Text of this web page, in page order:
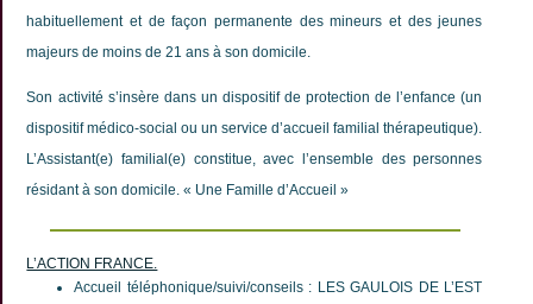
habituellement et de façon permanente des mineurs et des jeunes
majeurs de moins de 21 ans à son domicile.
Son activité s’insère dans un dispositif de protection de l’enfance (un
dispositif médico-social ou un service d’accueil familial thérapeutique).
L’Assistant(e) familial(e) constitue, avec l’ensemble des personnes
résidant à son domicile. « Une Famille d’Accueil »
L’ACTION FRANCE.
Accueil téléphonique/suivi/conseils : LES GAULOIS DE L’EST